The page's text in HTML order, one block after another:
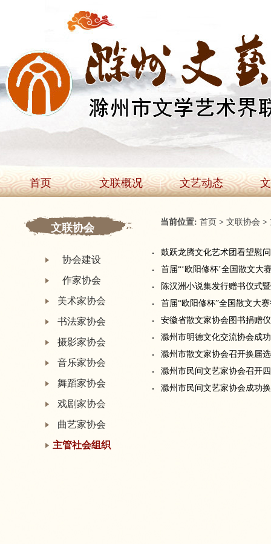
首页 文联概况 文艺动态
文联协会
协会建设
作家协会
美术家协会
书法家协会
摄影家协会
音乐家协会
舞蹈家协会
戏剧家协会
曲艺家协会
主管社会组织
当前位置: 首页 > 文联协会 >
鼓跃龙腾文化艺术团看望慰
首届“‘欧阳修杯’全国散文大
陈汉洲小说集发行赠书仪式
首届“欧阳修杯”全国散文大
安徽省散文家协会图书捐赠
滁州市明德文化交流协会成
滁州市散文家协会召开换届
滁州市民间文艺家协会召开
滁州市民间文艺家协会成功